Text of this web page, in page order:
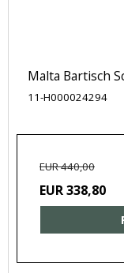
Malta Bartisch
11-H000024294
EUR 440,00
EUR 338,80